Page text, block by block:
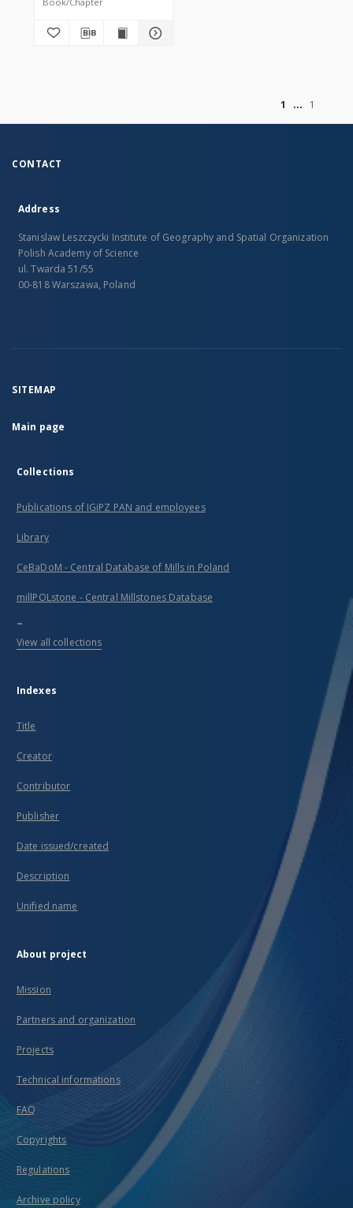
1
1
CONTACT
Address
Stanislaw Leszczycki Institute of Geography and Spatial Organization
Polish Academy of Science
ul. Twarda 51/55
00-818 Warszawa, Poland
SITEMAP
Main page
Collections
Publications of IGiPZ PAN and employees
Library
CeBaDoM - Central Database of Mills in Poland
millPOLstone - Central Millstones Database
...
View all collections
Indexes
Title
Creator
Contributor
Publisher
Date issued/created
Description
Unified name
About project
Mission
Partners and organization
Projects
Technical informations
FAQ
Copyrights
Regulations
Archive policy